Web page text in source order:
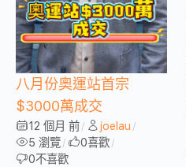
八月份奧運站首宗
$3000萬成交
12 個月 前 / joelau /
5 瀏覽 / 0喜歡 /
0不喜歡